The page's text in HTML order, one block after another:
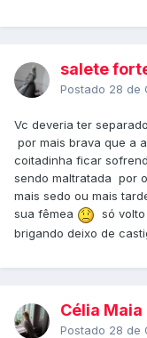
salete
Postado 28 de
Vc deveria ter
por mais brava que a
coitadinha ficar
sendo maltratada por
mais sedo ou mais
sua fêmea
só
brigando deixo de
Célia Maia
Postado 28 de